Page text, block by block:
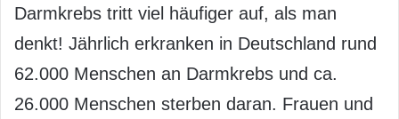
Darmkrebs tritt viel häufiger auf, als man
denkt! Jährlich erkranken in Deutschland rund
62.000 Menschen an Darmkrebs und ca.
26.000 Menschen sterben daran. Frauen und